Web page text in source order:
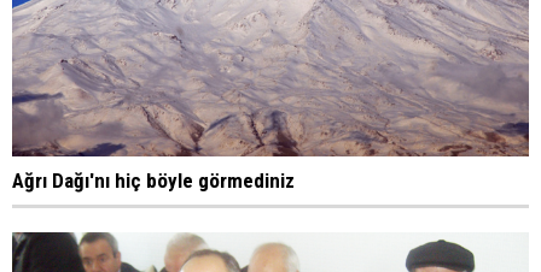
Ağrı Dağı'nı hiç böyle görmediniz